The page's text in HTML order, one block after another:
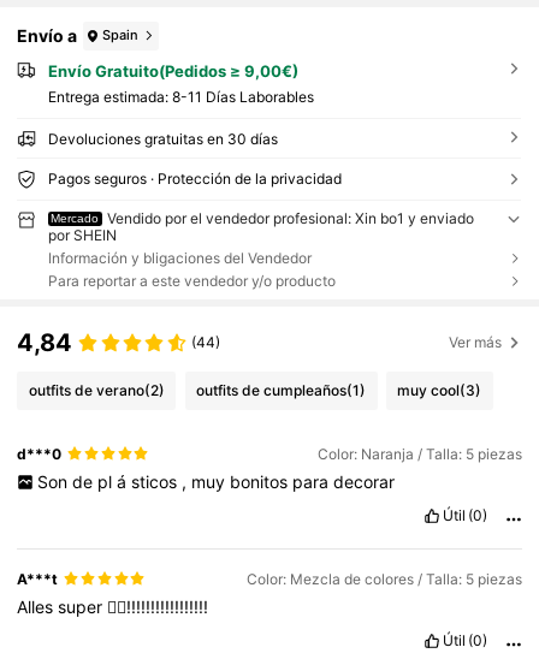
Envío a Spain
Envío Gratuito(Pedidos ≥ 9,00€)
Entrega estimada: 8-11 Días Laborables
Devoluciones gratuitas en 30 días
Pagos seguros · Protección de la privacidad
Mercado
Vendido por el vendedor profesional: Xin bo1 y enviado
por SHEIN
Información y bligaciones del Vendedor
Para reportar a este vendedor y/o producto
4,84 (44) Ver más
outfits de verano(2) outfits de cumpleaños(1) muy cool(3)
d***0 Color: Naranja / Talla: 5 piezas
Son de pl á sticos , muy bonitos para decorar
Útil (0)
A***t Color: Mezcla de colores / Talla: 5 piezas
Allessuper 👍🏽!!!!!!!!!!!!!!!!!
Útil (0)